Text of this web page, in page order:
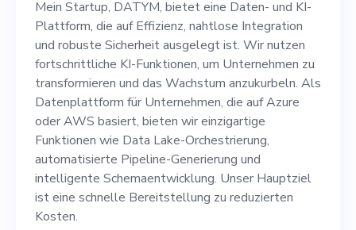
ständig
weiterentwickelnden Welt
der KI und Daten begeistert
sind und bereit sind,
Veränderungen
voranzutreiben, dann
nehmen Sie bitte Kontakt
mit uns auf und erfahren
Mein Startup, DATYM, bietet eine Daten- und KI-
Plattform, die auf Effizienz, nahtlose Integration
und robuste Sicherheit ausgelegt ist. Wir nutzen
fortschrittliche KI-Funktionen, um Unternehmen zu
transformieren und das Wachstum anzukurbeln. Als
Datenplattform für Unternehmen, die auf Azure
oder AWS basiert, bieten wir einzigartige
Funktionen wie Data Lake-Orchestrierung,
automatisierte Pipeline-Generierung und
intelligente Schemaentwicklung. Unser Hauptziel
ist eine schnelle Bereitstellung zu reduzierten
Kosten.